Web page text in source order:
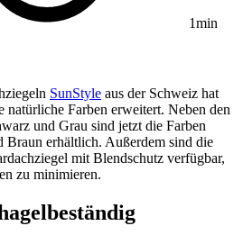
1min
SunStyle aus der Schweiz hat
natürliche Farben erweitert. Neben den
und Grau sind jetzt die Farben
Braun erhältlich. Außerdem sind die
mit Blendschutz verfügbar,
zu minimieren.